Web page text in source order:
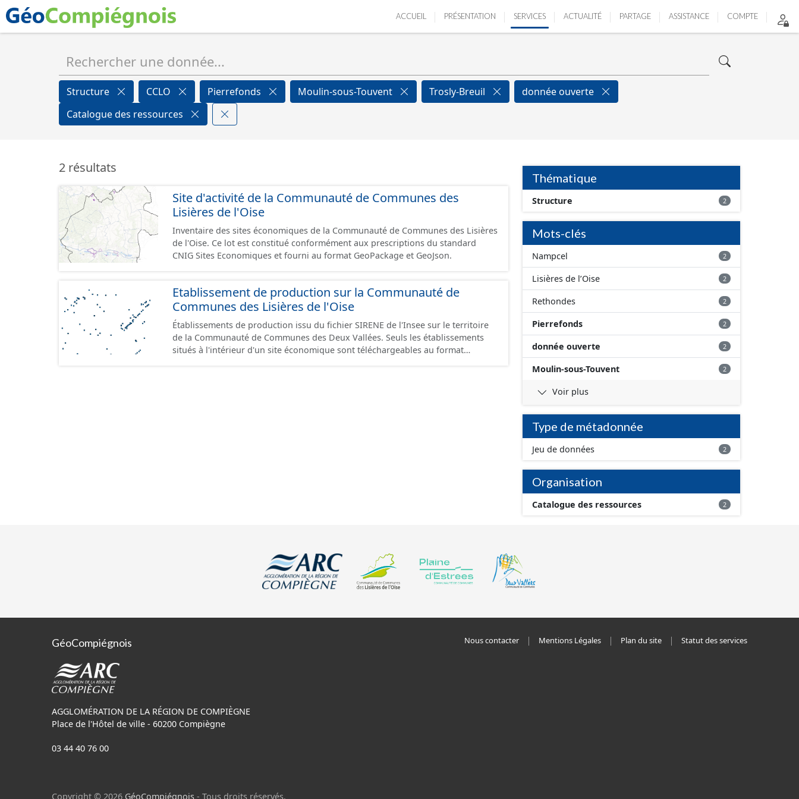
ACCUEIL PRÉSENTATION SERVICES ACTUALITÉ PARTAGE ASSISTANCE COMPTE
Structure CCLO Pierrefonds Moulin-sous-Touvent Trosly-Breuil
donnée ouverte
Catalogue des ressources
2 résultats
Site d'activité de la Communauté de Communes des
Lisières de l'Oise
Inventaire des sites économiques de la Communauté de Communes des Lisières
de l'Oise. Ce lot est constitué conformément aux prescriptions du standard
CNIG Sites Economiques et fourni au format GeoPackage et GeoJson.
Etablissement de production sur la Communauté de
Communes des Lisières de l'Oise
Établissements de production issu du fichier SIRENE de l'Insee sur le territoire
de la Communauté de Communes des Deux Vallées. Seuls les établissements
situés à l'intérieur d'un site économique sont téléchargeables au format
Thématique
Structure 2
Mots-clés
Nampcel 2
Lisières de l’Oise 2
Rethondes 2
Pierrefonds 2
donnée ouverte 2
Moulin-sous-Touvent 2
Voir plus
Type de métadonnée
Jeu de données 2
Organisation
Catalogue des ressources 2
GéoCompiégnois
AGGLOMÉRATION DE LA RÉGION DE COMPIÈGNE
Place de l'Hôtel de ville - 60200 Compiègne
03 44 40 76 00
Nous contacter Mentions Légales Plan du site Statut des services
Copyright © 2026 GéoCompiégnois - Tous droits réservés.